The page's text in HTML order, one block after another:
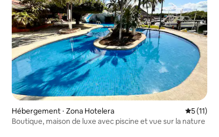
Hébergement ⋅ Zona Hotelera
5 (11)
Boutique, maison de luxe avec piscine et vue sur la nature